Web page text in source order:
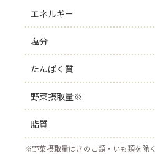
エネルギー
塩分
たんぱく質
野菜摂取量※
脂質
※野菜摂取量はきのこ類・いも類を除く